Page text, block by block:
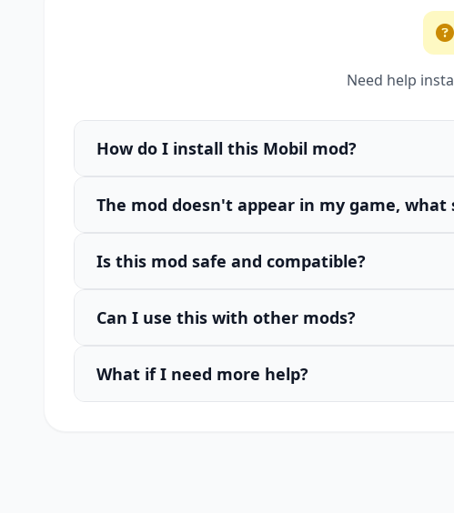
Need help
How do I install this Mobil mod?
The mod doesn't appear in my game, what
Is this mod safe and compatible?
Can I use this with other mods?
What if I need more help?